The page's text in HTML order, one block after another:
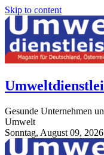
Skip to content
Gesunde Unternehmen
Umwelt
Sonntag, August 09, 2026
StuttgartApotheke.com